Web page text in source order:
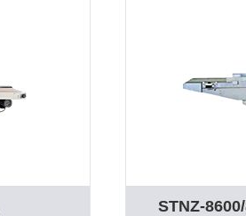
STNZ-